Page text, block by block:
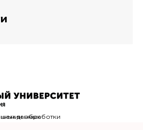
персональных данных